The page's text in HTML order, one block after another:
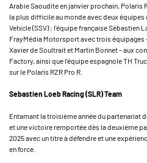
Arabie Saoudite en janvier prochain, Polaris
la plus difficile au monde avec deux
Vehicle (SSV) ; l'équipe française Sébastien
FrayMédia Motorsport avec trois équipages
Xavier de Soultrait et Martin Bonnet - aux
Factory, ainsi que l'équipe espagnole TH
sur le Polaris RZR Pro R.
Sebastien Loeb Racing (SLR) Team
Entamant la troisième année du partenariat
et une victoire remportée dès la deuxième
2025 avec un titre à défendre et une
en force.